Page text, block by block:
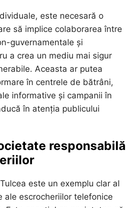
este necesară o
să implice colaborarea între
guvernamentale și
a crea un mediu mai sigur
Aceasta ar putea
în centrele de bătrâni,
informative și campanii în
în atenția publicului
responsabilă
este un exemplu clar al
ale escrocheriilor telefonice